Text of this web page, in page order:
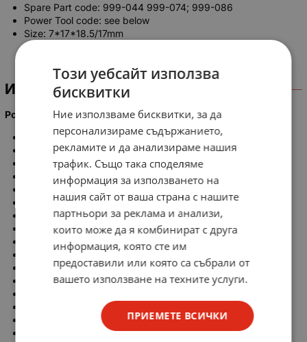
Spare Part code: 999-044 999-074; 999-086
Power Tool code: see below
Size: 7*17*18.5/17mm
ИНФОРМАЦИЯ
Power Tool code:
CC14SE
CC14SF
DH50MR
DH50MRY
G23SC2/SE
G23SF
G23SR
Този уебсайт използва
бисквитки
Ние използваме бисквитки, за да
персонализираме съдържанието,
рекламите и да анализираме нашия
трафик. Също така споделяме
информация за използването на
нашия сайт от ваша страна с нашите
партньори за реклама и анализи,
които може да я комбинират с друга
информация, която сте им
предоставили или която са събрали от
вашето използване на техните услуги.
ПРИЕМЕТЕ ВСИЧКИ